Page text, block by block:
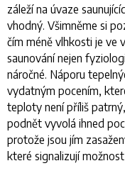
záleží na úvaze
vhodný. Všimněme si
čím méně vlhkosti je ve
saunování nejen
náročné. Náporu
vydatným pocením,
teploty není příliš
podnět vyvolá ihned
protože jsou jím
které signalizují